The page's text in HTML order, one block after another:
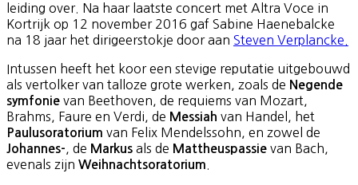
leiding over. Na haar laatste concert met Altra Voce in
Kortrijk op 12 november 2016 gaf Sabine Haenebalcke
na 18 jaar het dirigeerstokje door aan Steven Verplancke
Intussen heeft het koor een stevige reputatie uitgebouwd
als vertolker van talloze grote werken, zoals de Negende
symfonie van Beethoven, de requiems van Mozart,
Brahms, Faure en Verdi, de Messiah van Handel, het
Paulusoratorium van Felix Mendelssohn, en zowel de
Johannes- , de Markus als de Mattheuspassie van Bach,
evenals zijn Weihnachtsoratorium